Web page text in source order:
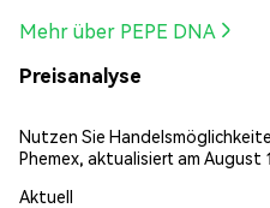
Mehr über PEPE DNA
Preisanalyse
Nutzen Sie
Phemex, aktualisiert am August
Aktuell